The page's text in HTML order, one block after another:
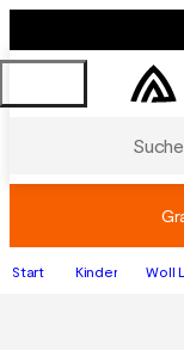
Start Kinder Woll